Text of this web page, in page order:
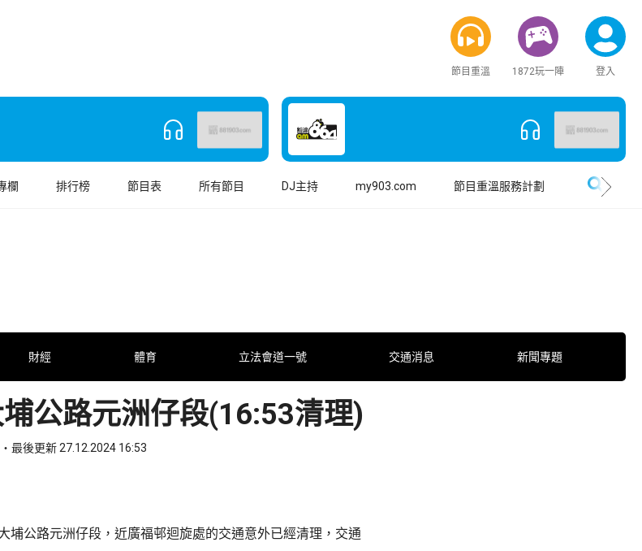
節目重溫 1872玩一陣 登入
欄 排行榜 節目表 所有節目 DJ主持 my903.com 節目重溫服務計劃
財經 體育 立法會道一號 交通消息 新聞專題
公路元洲仔段(16:53清理)
最後更新 27.12.2024 16:53
埔公路元洲仔段，近廣福邨迴旋處的交通意外已經清理，交通